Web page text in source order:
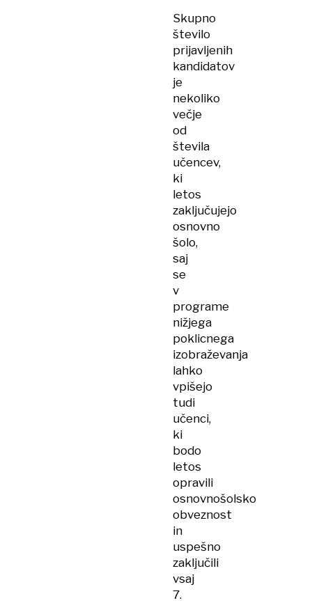
Skupno
število
prijavljenih
kandidatov
je
nekoliko
večje
od
števila
učencev,
ki
letos
zaključujejo
osnovno
šolo,
saj
se
v
programe
nižjega
poklicnega
izobraževanja
lahko
vpišejo
tudi
učenci,
ki
bodo
letos
opravili
osnovnošolsko
obveznost
in
uspešno
zaključili
vsaj
7.